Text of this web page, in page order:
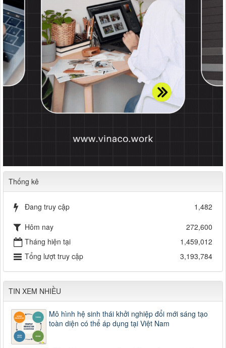
Thống kê
Đang truy cập
1,482
Hôm nay
272,600
Tháng hiện tại
1,459,012
Tổng lượt truy cập
3,193,784
TIN XEM NHIỀU
Mô hình hệ sinh thái khởi nghiệp đổi mới sáng tạo
toàn diện có thể áp dụng tại Việt Nam